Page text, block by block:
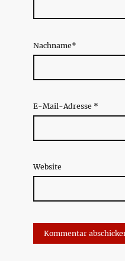
Nachname*
E-Mail-Adresse *
Website